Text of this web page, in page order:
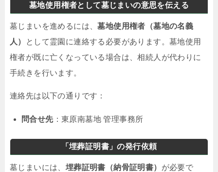
墓地使用権者として墓じまいの意思を伝える
墓じまいを進めるには、墓地使用権者（墓地の名義
人）
として霊園に連絡する必要があります。墓地使用
権者が既に亡くなっている場合は、相続人が代わりに
手続きを行います。
連絡先は以下の通りです：
問合せ先：東原南墓地 管理事務所
「埋葬証明書」の発行依頼
墓じまいには、 埋葬証明書（納骨証明書） が必要で